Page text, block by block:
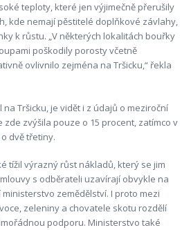
teploty, které jen výjimečně přerušily
kde nemají pěstitelé doplňkové závlahy,
k růstu. „V některých lokalitách bouřky
poškodily porosty včetně
ovlivnilo zejména na Tršicku,“ řekla
na Tršicku, je vidět i z údajů o meziroční
zde zvýšila pouze o 15 procent, zatímco v
dvě třetiny.
tížil výrazný růst nákladů, který se jim
s odběrateli uzavírají obvykle na
zemědělství. I proto mezi
zeleniny a chovatele skotu rozdělí
podporu. Ministerstvo také